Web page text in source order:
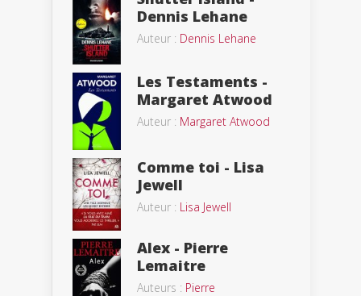
Dennis Lehane
Auteur : Dennis Lehane
Les Testaments -
Margaret Atwood
Auteur : Margaret Atwood
Comme toi - Lisa
Jewell
Auteur : Lisa Jewell
Alex - Pierre
Lemaitre
Auteurs : Pierre